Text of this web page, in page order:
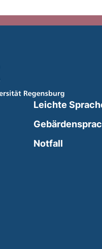
in a new window)
Leichte
Notfall